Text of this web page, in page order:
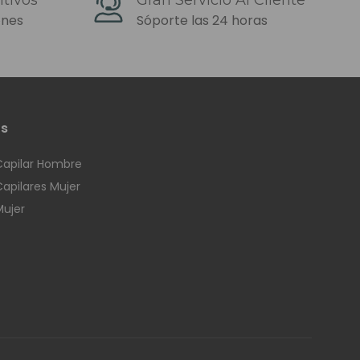
podemos
Sóporte las 24 horas
Hombre
Mujer